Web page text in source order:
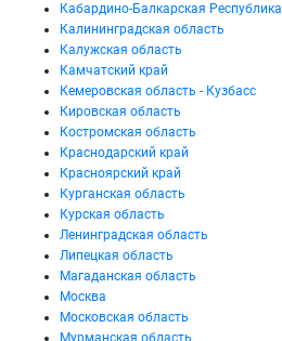
Кабардино-Балкарская Республика
Калининградская область
Калужская область
Камчатский край
Кемеровская область - Кузбасс
Кировская область
Костромская область
Краснодарский край
Красноярский край
Курганская область
Курская область
Ленинградская область
Липецкая область
Магаданская область
Москва
Московская область
Мурманская область